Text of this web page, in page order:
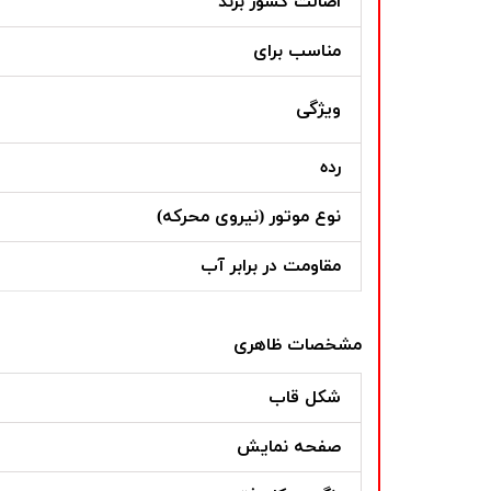
مناسب برای
ویژگی
رده
نوع موتور (نیروی محرکه)
مقاومت در برابر آب
مشخصات ظاهری
شکل قاب
صفحه نمایش